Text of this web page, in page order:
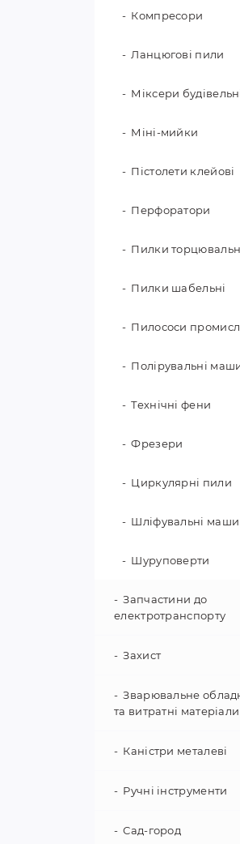
Компресори
Ланцюгові пили
Міксери
Міні-мийки
Пістолети клейові
Перфоратори
Пилки
Пилки шабельні
Пилососи
Полірувальні
Технічні фени
Фрезери
Циркулярні пили
Шліфувальні
Шуруповерти
Запчастини до
електротранспорту
Захист
Захист від падіння
обличчя
Захист рук та ніг
Зварювальне
та витратні матеріали
Автогенне
Зварювальні
Комплектуючі та
Каністри металеві
Ручні інструменти
Інструмент для
Сад-город